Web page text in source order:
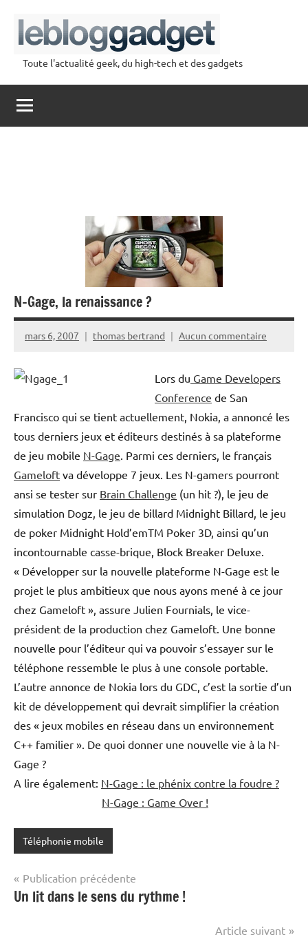
contenu
lebloggadget
Toute l'actualité geek, du high-tech et des gadgets
N-Gage, la renaissance ?
mars 6, 2007 thomas bertrand Aucun commentaire
Lors du Game Developers
Conference de San
Francisco qui se tient actuellement, Nokia, a annoncé les
tous derniers jeux et éditeurs destinés à sa plateforme
de jeu mobile N-Gage . Parmi ces derniers, le français
Gameloft va développe 7 jeux. Les N-gamers pourront
ansi se tester sur Brain Challenge (un hit ?), le jeu de
simulation Dogz, le jeu de billard Midnight Billard, le jeu
de poker Midnight Hold’emTM Poker 3D, ainsi qu’un
incontournable casse-brique, Block Breaker Deluxe.
« Développer sur la nouvelle plateforme N-Gage est le
projet le plus ambitieux que nous ayons mené à ce jour
chez Gameloft », assure Julien Fournials, le vice-
président de la production chez Gameloft. Une bonne
nouvelle pour l’éditeur qui va pouvoir s’essayer sur le
téléphone ressemble le plus à une console portable.
L’autre annonce de Nokia lors du GDC, c’est la sortie d’un
kit de développement qui devrait simplifier la création
des « jeux mobiles en réseau dans un environnement
C++ familier ». De quoi donner une nouvelle vie à la N-
Gage ?
A lire également: N-Gage : le phénix contre la foudre ?
N-Gage : Game Over !
Téléphonie mobile
Navigation
de
Publication précédente
Un lit dans le sens du rythme !
Article suivant